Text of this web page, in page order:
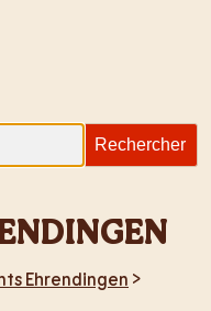
Ehrendingen >